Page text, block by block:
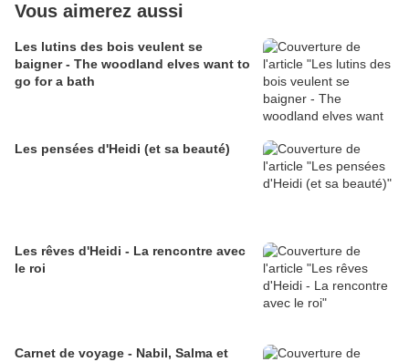
Vous aimerez aussi
Les lutins des bois veulent se
baigner - The woodland elves want to
go for a bath
Les pensées d'Heidi (et sa beauté)
Les rêves d'Heidi - La rencontre avec
le roi
Carnet de voyage - Nabil, Salma et